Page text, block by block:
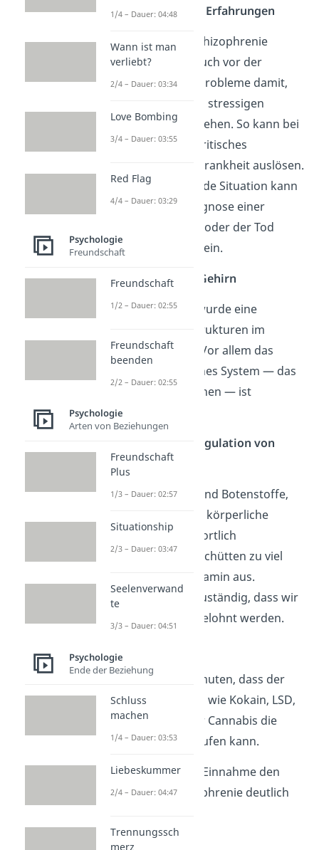
Stress und negative Erfahrungen
Menschen, die an Schizophrenie
erkranken, hatten auch vor der
Erkrankung häufig Probleme damit,
mit belastenden und stressigen
Situation gut umzugehen. So kann bei
den Menschen ein kritisches
Lebensereignis die Krankheit auslösen.
Eine solche belastende Situation kann
zum Beispiel die Diagnose einer
schweren Krankheit oder der Tod
eines Angehörigen sein.
Veränderungen im Gehirn
Bei Schizophrenen wurde eine
Veränderung der Strukturen im
Gehirnfestgestellt. Vor allem das
sogenannte limbisches System — das
Zentrum für Emotionen — ist
betroffen.
Probleme bei der Regulation von
Neurotransmittern
Neurotransmitter
sind Botenstoffe,
die für verschiedene körperliche
Reaktionen verantwortlich
sind. Schizophrene schütten zu viel
vom Botenstoff Dopamin aus.
Dopamin ist dafür zuständig, dass wir
für unser Handeln belohnt werden.
Einige Experten vermuten, dass der
Konsum von Drogen wie Kokain, LSD,
Amphetaminen oder Cannabis die
Erkrankung hervorrufen kann.
Außerdem kann die Einnahme den
Verlauf einer Schizophrenie deutlich
1/4 – Dauer: 04:48
Wann ist man
verliebt?
2/4 – Dauer: 03:34
Love Bombing
3/4 – Dauer: 03:55
Red Flag
4/4 – Dauer: 03:29
Psychologie
Freundschaft
Freundschaft
1/2 – Dauer: 02:55
Freundschaft
beenden
2/2 – Dauer: 02:55
Psychologie
Arten von Beziehungen
Freundschaft
Plus
1/3 – Dauer: 02:57
Situationship
2/3 – Dauer: 03:47
Seelenverwand
te
3/3 – Dauer: 04:51
Psychologie
Ende der Beziehung
Schluss
machen
1/4 – Dauer: 03:53
Liebeskummer
2/4 – Dauer: 04:47
Trennungssch
merz